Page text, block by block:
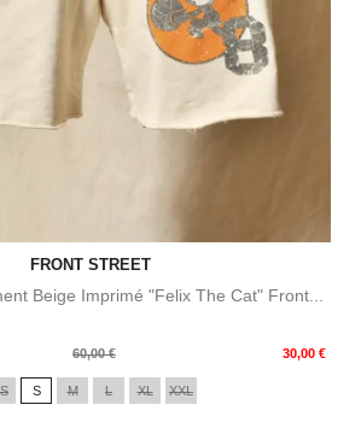
FRONT STREET
Beige Imprimé "Felix The Cat" Front...
60,00 € 30,00 €
S M L XL XXL